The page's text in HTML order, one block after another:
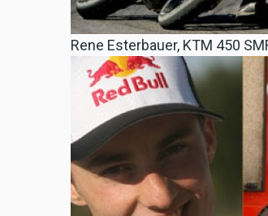
Rene Esterbauer, KTM 450